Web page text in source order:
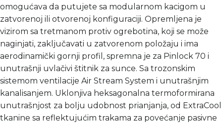
omogućava da putujete sa modularnom kacigom u
zatvorenoj ili otvorenoj konfiguraciji. Opremljena je
vizirom sa tretmanom protiv ogrebotina, koji se može
naginjati, zaključavati u zatvorenom položaju i ima
aerodinamički gornji profil, spremna je za Pinlock 70 i
unutrašnji uvlačivi štitnik za sunce. Sa trozonskim
sistemom ventilacije Air Stream System i unutrašnjim
kanalisanjem. Uklonjiva heksagonalna termoformirana
unutrašnjost za bolju udobnost prianjanja, od ExtraCool
tkanine sa reflektujućim trakama za povećanje pasivne